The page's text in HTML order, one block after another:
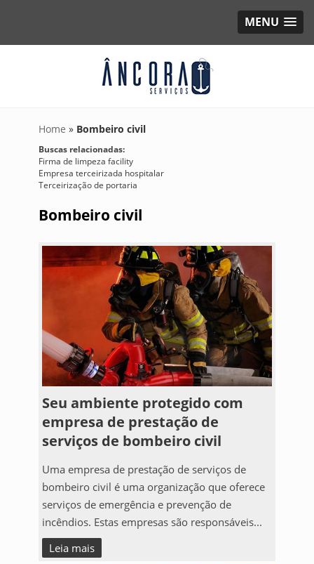
MENU
Home » Bombeiro civil
Buscas relacionadas:
Firma de limpeza facility
Empresa terceirizada hospitalar
Terceirização de portaria
Bombeiro civil
Seu ambiente protegido com
empresa de prestação de
serviços de bombeiro civil
Uma empresa de prestação de serviços de
bombeiro civil é uma organização que oferece
serviços de emergência e prevenção de
incêndios. Estas empresas são responsáveis...
Leia mais